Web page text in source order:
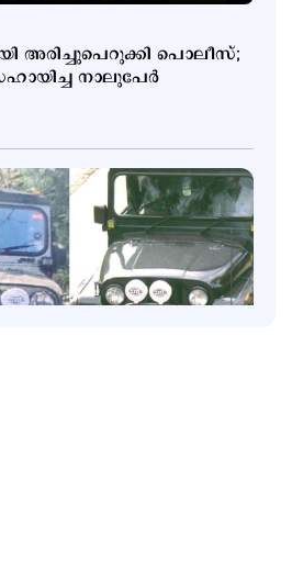
അരിച്ചുപെറുക്കി പൊലീസ്;
നാലുപേര്‍